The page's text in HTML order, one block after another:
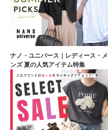
ナノ・ユニバース｜レディース・メ
ンズ 夏の人気アイテム特集